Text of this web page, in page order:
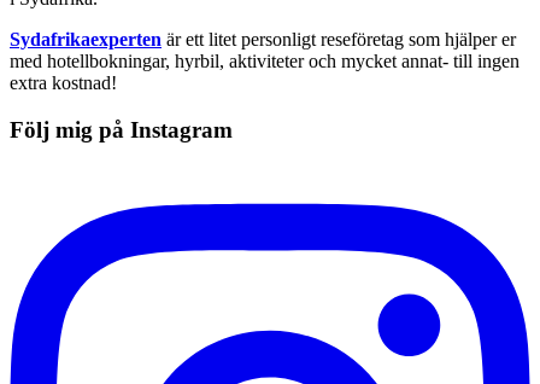
Sydafrikaexperten är ett litet personligt reseföretag som hjälper er
med hotellbokningar, hyrbil, aktiviteter och mycket annat- till ingen
extra kostnad!
Följ mig på Instagram